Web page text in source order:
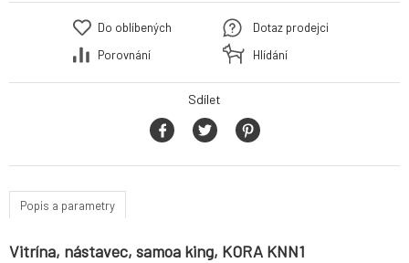
Do oblíbených
Porovnání
Dotaz prodejci
Hlídání
Sdílet
Popis a parametry
Vitrína, nástavec, samoa king, KORA KNN1